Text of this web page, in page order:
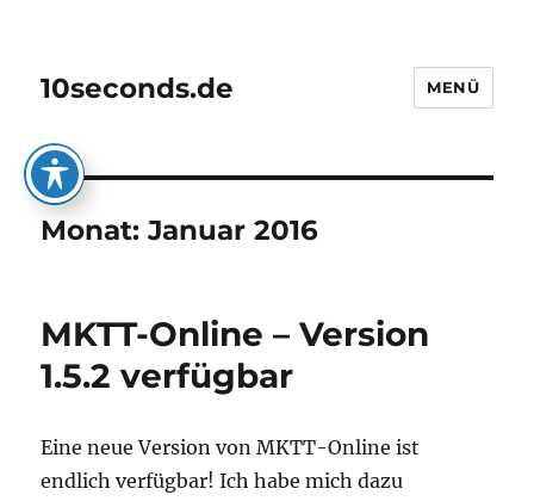
10seconds.de MENÜ
Monat:Januar 2016
MKTT-Online – Version
1.5.2 verfügbar
Eine neue Version von MKTT-Online ist
endlich verfügbar! Ich habe mich dazu